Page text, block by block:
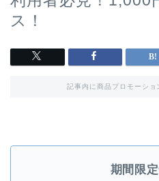
ス！
記事内に商品プロモーショ
期間限定